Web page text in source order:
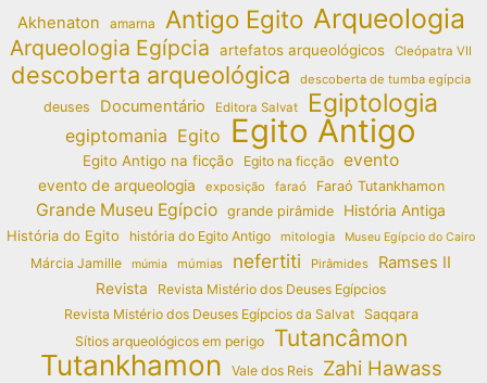
Akhenaton amarna Antigo Egito Arqueologia
Arqueologia Egípcia artefatos arqueológicos Cleópatra VII
descoberta arqueológica descoberta de tumba egípcia
deuses Documentário Editora Salvat Egiptologia
egiptomania Egito Egito Antigo
Egito Antigo na ficção Egito na ficção evento
evento de arqueologia exposição faraó Faraó Tutankhamon
Grande Museu Egípcio grande pirâmide
História Antiga
História do Egito
história do Egito Antigo mitologia Museu Egípcio do Cairo
Márcia Jamille múmia múmias nefertiti Pirâmides Ramses II
Revista
Revista Mistério dos Deuses Egípcios
Revista Mistério dos Deuses Egípcios da Salvat
Saqqara
Sítios arqueológicos em perigo
Tutancâmon
Tutankhamon Vale dos Reis Zahi Hawass